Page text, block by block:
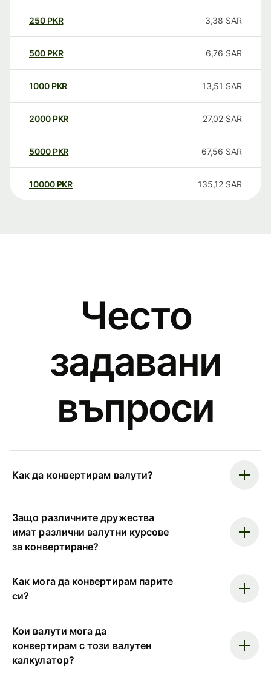
250 PKR 3,38 SAR
500 PKR 6,76 SAR
1000 PKR 13,51 SAR
2000 PKR 27,02 SAR
5000 PKR 67,56 SAR
10000 PKR 135,12 SAR
Често
задавани
въпроси
Как да конвертирам валути?
Защо различните дружества
имат различни валутни курсове
за конвертиране?
Как мога да конвертирам парите
си?
Кои валути мога да
конвертирам с този валутен
калкулатор?